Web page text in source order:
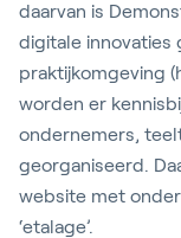
daarvan is
digitale innovaties
praktijkomgeving
worden er
ondernemers,
georganiseerd.
website met
‘etalage’.